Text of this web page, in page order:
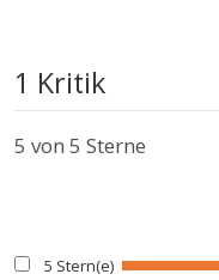
1 Kritik
5 von 5 Sterne
5 Stern(e)